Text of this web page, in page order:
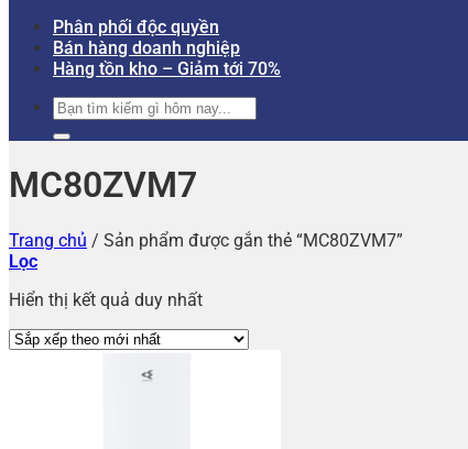
Phân phối độc quyền
Bán hàng doanh nghiệp
Hàng tồn kho – Giảm tới 70%
Tìm
kiếm:
MC80ZVM7
Trang chủ / Sản phẩm được gắn thẻ “MC80ZVM7”
Lọc
Hiển thị kết quả duy nhất